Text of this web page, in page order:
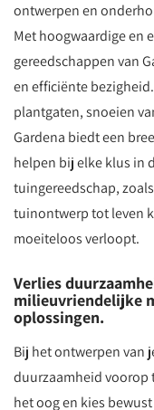
ontwerpen en
Met hoogwaardige en
gereedschappen van
en efficiënte
plantgaten, snoeien
Gardena biedt een
helpen bij elke klus in
tuingereedschap,
tuinontwerp tot leven
moeiteloos verloopt.
Verlies
milieuvriendelijke
oplossingen.
Bij het ontwerpen van
duurzaamheid voorop
het oog en kies